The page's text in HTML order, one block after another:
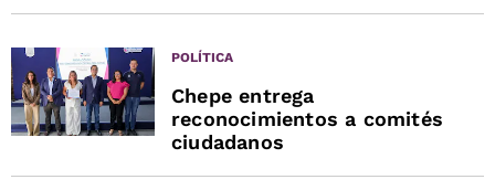
POLÍTICA
Chepe entrega
reconocimientos a comités
ciudadanos